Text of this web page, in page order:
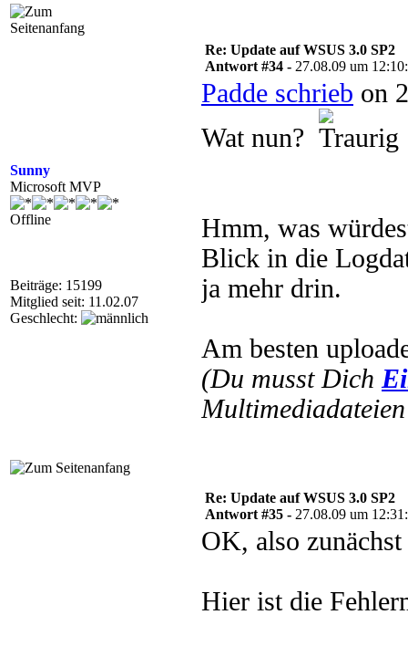
Sunny
Microsoft MVP
Offline
Beiträge: 15199
Mitglied seit: 11.02.07
Geschlecht:
Re: Update auf WSUS 3.0 SP2
Antwort #34 - 27.08.09 um
Padde schrieb on
Wat nun?
Hmm, was
Blick in die
ja mehr drin.
Am besten
(Du musst Dich
Re: Update auf WSUS 3.0 SP2
Antwort #35 - 27.08.09 um
OK, also
Hier ist die